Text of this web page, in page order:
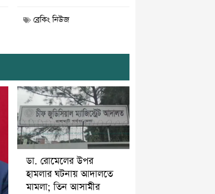
ব্রেকিং নিউজ
ডা. রোমেলের উপর
হামলার ঘটনায় আদালতে
মামলা; তিন আসামীর